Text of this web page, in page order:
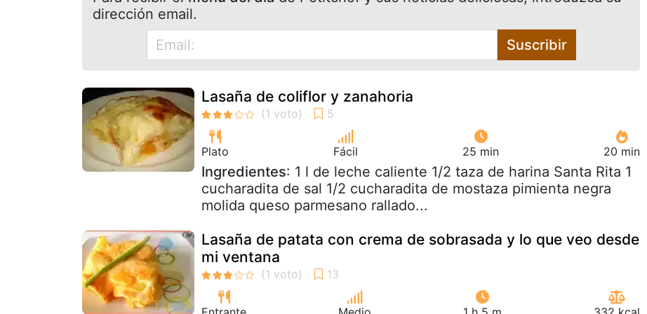
dirección email.
Suscribir
Lasaña de coliflor y zanahoria
Plato Fácil 25 min 20 min
Ingredientes: 1 l de leche caliente 1/2 taza de harina Santa Rita 1
cucharadita de sal 1/2 cucharadita de mostaza pimienta negra
molida queso parmesano rallado...
Lasaña de patata con crema de sobrasada y lo que veo desde
mi ventana